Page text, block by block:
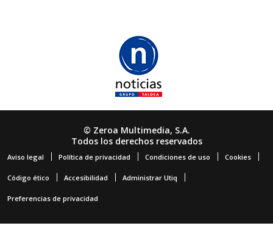
© Zeroa Multimedia, S.A.
Todos los derechos reservados
Aviso legal Política de privacidad Condiciones de uso Cookies
Código ético Accesibilidad Administrar Utiq
Preferencias de privacidad